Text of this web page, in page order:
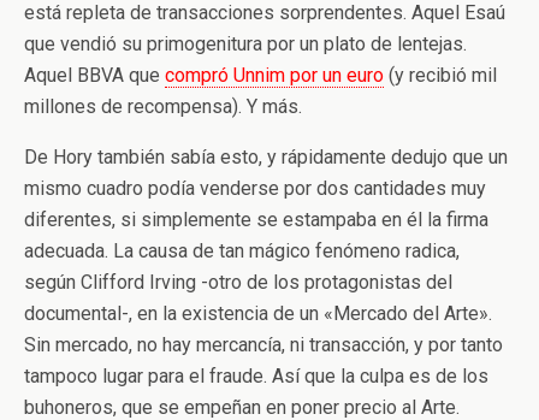
está repleta de transacciones sorprendentes. Aquel Esaú
que vendió su primogenitura por un plato de lentejas.
Aquel BBVA que compró Unnim por un euro (y recibió mil
millones de recompensa). Y más.
De Hory también sabía esto, y rápidamente dedujo que un
mismo cuadro podía venderse por dos cantidades muy
diferentes, si simplemente se estampaba en él la firma
adecuada. La causa de tan mágico fenómeno radica,
según Clifford Irving -otro de los protagonistas del
documental-, en la existencia de un «Mercado del Arte».
Sin mercado, no hay mercancía, ni transacción, y por tanto
tampoco lugar para el fraude. Así que la culpa es de los
buhoneros, que se empeñan en poner precio al Arte.